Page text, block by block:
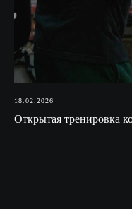
18.02.2026
Открытая тренировка